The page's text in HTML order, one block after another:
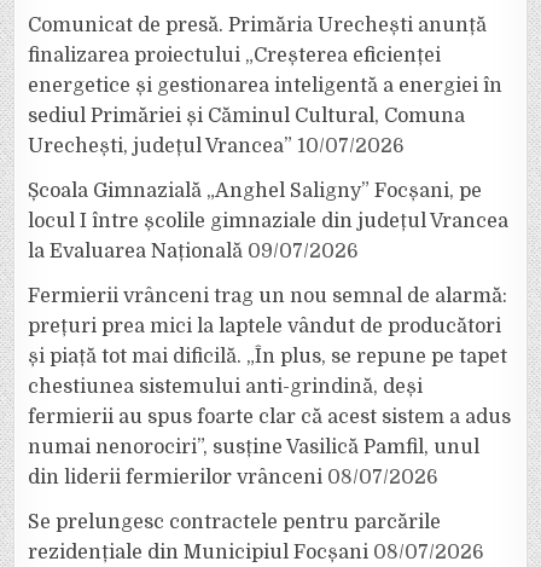
Comunicat de presă. Primăria Urechești anunță
finalizarea proiectului „Creșterea eficienței
energetice și gestionarea inteligentă a energiei în
sediul Primăriei și Căminul Cultural, Comuna
Urechești, județul Vrancea” 10/07/2026
Școala Gimnazială „Anghel Saligny” Focșani, pe
locul I între școlile gimnaziale din județul Vrancea
la Evaluarea Națională 09/07/2026
Fermierii vrânceni trag un nou semnal de alarmă:
prețuri prea mici la laptele vândut de producători
și piață tot mai dificilă. „În plus, se repune pe tapet
chestiunea sistemului anti-grindină, deși
fermierii au spus foarte clar că acest sistem a adus
numai nenorociri”, susține Vasilică Pamfil, unul
din liderii fermierilor vrânceni 08/07/2026
Se prelungesc contractele pentru parcările
rezidențiale din Municipiul Focșani 08/07/2026